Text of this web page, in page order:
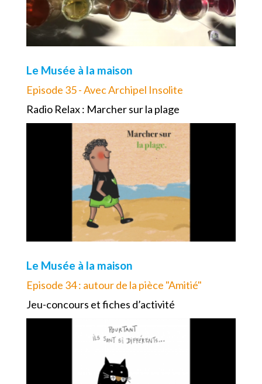
Le Musée à la maison
Episode 35 - Avec Archipel Insolite
Radio Relax : Marcher sur la plage
Le Musée à la maison
Episode 34 : autour de la pièce "Amitié"
Jeu-concours et fiches d’activité